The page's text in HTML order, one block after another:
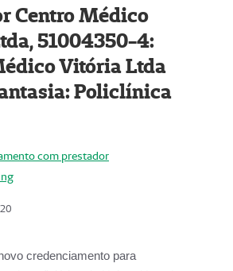
Centro Médico
51004350-4:
Vitória Ltda
Policlínica
com prestador
credenciamento para